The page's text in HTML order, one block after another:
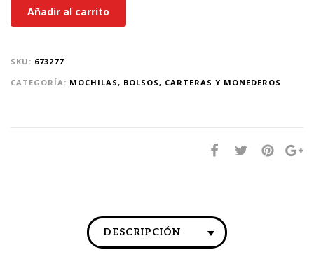
Añadir al carrito
SKU: 673277
CATEGORÍA: MOCHILAS, BOLSOS, CARTERAS Y MONEDEROS
DESCRIPCIÓN